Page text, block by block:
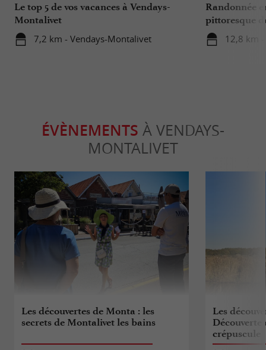
Le top 5 de vos vacances à Vendays-
Montalivet
7,2 km - Vendays-Montalivet
Randonnée
pittoresque
artisans et
12,8 km -
ÉVÈNEMENTS À VENDAYS-
MONTALIVET
Les découvertes de Monta : les
secrets de Montalivet les bains
Les
crépuscule